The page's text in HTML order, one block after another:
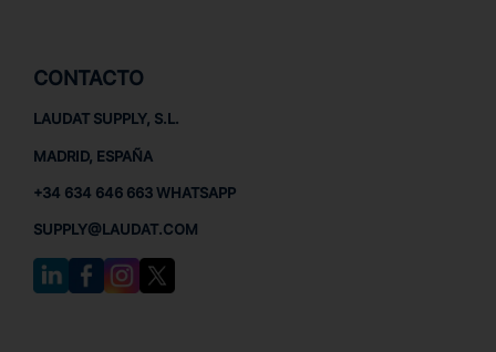
CONTACTO
LAUDAT SUPPLY, S.L.
MADRID, ESPAÑA
+34 634 646 663 WHATSAPP
SUPPLY@LAUDAT.COM